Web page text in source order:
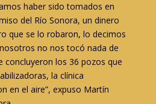
haber sido tomados en
del Río Sonora, un dinero
que se lo robaron, lo decimos
no nos tocó nada de
concluyeron los 36 pozos que
la clínica
en el aire”, expuso Martín